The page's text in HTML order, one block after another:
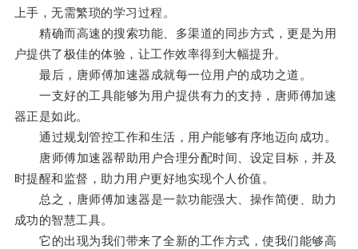
上手，无需繁琐的学习过程。
精确而高速的搜索功能、多渠道的同步方式，更是为用
户提供了极佳的体验，让工作效率得到大幅提升。
最后，唐师傅加速器成就每一位用户的成功之道。
一支好的工具能够为用户提供有力的支持，唐师傅加速
器正是如此。
通过规划管控工作和生活，用户能够有序地迈向成功。
唐师傅加速器帮助用户合理分配时间、设定目标，并及
时提醒和监督，助力用户更好地实现个人价值。
总之，唐师傅加速器是一款功能强大、操作简便、助力
成功的智慧工具。
它的出现为我们带来了全新的工作方式，使我们能够高